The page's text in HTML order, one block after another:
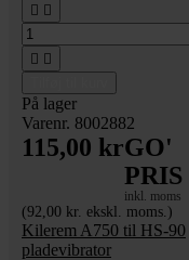
 
 
På lager
Varenr. 8002882
115,00 krGO'
PRIS
inkl. moms
(92,00 kr. ekskl. moms.)
Kilerem A750 til HS-90
pladevibrator